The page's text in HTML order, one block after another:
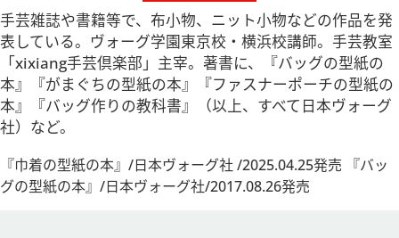
手芸雑誌や書籍等で、布小物、ニット小物などの作品を発
表している。ヴォーグ学園東京校・横浜校講師。手芸教室
「xixiang手芸倶楽部」主宰。著書に、『バッグの型紙の
本』『がまぐちの型紙の本』『ファスナーポーチの型紙の
本』『バッグ作りの教科書』（以上、すべて日本ヴォーグ
社）など。
『巾着の型紙の本』/日本ヴォーグ社 /2025.04.25発売 『バッ
グの型紙の本』/日本ヴォーグ社/2017.08.26発売